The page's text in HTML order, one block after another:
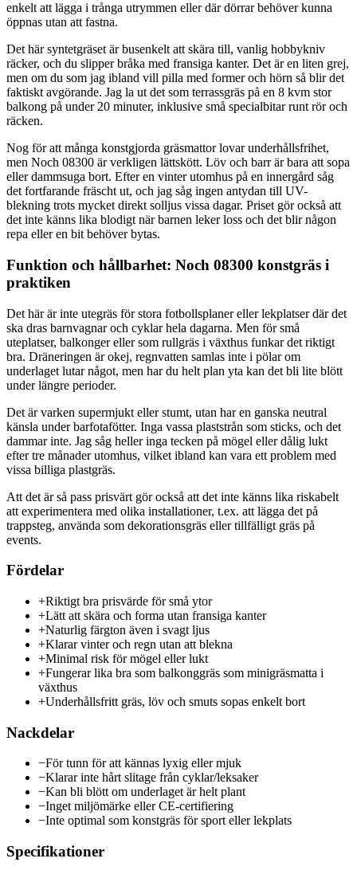
enkelt att lägga i trånga utrymmen eller där dörrar behöver kunna
öppnas utan att fastna.
Det här syntetgräset är busenkelt att skära till, vanlig hobbykniv
räcker, och du slipper bråka med fransiga kanter. Det är en liten grej,
men om du som jag ibland vill pilla med former och hörn så blir det
faktiskt avgörande. Jag la ut det som terrassgräs på en 8 kvm stor
balkong på under 20 minuter, inklusive små specialbitar runt rör och
räcken.
Nog för att många konstgjorda gräsmattor lovar underhållsfrihet,
men Noch 08300 är verkligen lättskött. Löv och barr är bara att sopa
eller dammsuga bort. Efter en vinter utomhus på en innergård såg
det fortfarande fräscht ut, och jag såg ingen antydan till UV-
blekning trots mycket direkt solljus vissa dagar. Priset gör också att
det inte känns lika blodigt när barnen leker loss och det blir någon
repa eller en bit behöver bytas.
Funktion och hållbarhet: Noch 08300 konstgräs i
praktiken
Det här är inte utegräs för stora fotbollsplaner eller lekplatser där det
ska dras barnvagnar och cyklar hela dagarna. Men för små
uteplatser, balkonger eller som rullgräs i växthus funkar det riktigt
bra. Dräneringen är okej, regnvatten samlas inte i pölar om
underlaget lutar något, men har du helt plan yta kan det bli lite blött
under längre perioder.
Det är varken supermjukt eller stumt, utan har en ganska neutral
känsla under barfotafötter. Inga vassa plaststrån som sticks, och det
dammar inte. Jag såg heller inga tecken på mögel eller dålig lukt
efter tre månader utomhus, vilket ibland kan vara ett problem med
vissa billiga plastgräs.
Att det är så pass prisvärt gör också att det inte känns lika riskabelt
att experimentera med olika installationer, t.ex. att lägga det på
trappsteg, använda som dekorationsgräs eller tillfälligt gräs på
events.
Fördelar
+Riktigt bra prisvärde för små ytor
+Lätt att skära och forma utan fransiga kanter
+Naturlig färgton även i svagt ljus
+Klarar vinter och regn utan att blekna
+Minimal risk för mögel eller lukt
+Fungerar lika bra som balkonggräs som minigräsmatta i
växthus
+Underhållsfritt gräs, löv och smuts sopas enkelt bort
Nackdelar
−För tunn för att kännas lyxig eller mjuk
−Klarar inte hårt slitage från cyklar/leksaker
−Kan bli blött om underlaget är helt plant
−Inget miljömärke eller CE-certifiering
−Inte optimal som konstgräs för sport eller lekplats
Specifikationer